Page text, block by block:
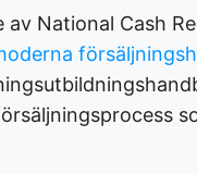
National Cash